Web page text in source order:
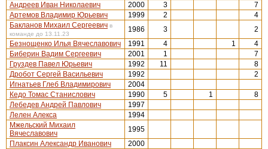
Андреев Иван Николаевич
2000 3
7
Артемов Владимир Юрьевич
1999 2
4
Бакланов Михаил Сергеевич в
команде до 13.11.23
1986 3
2
Безнощенко Илья Вячеславович
1991 4 1
4
Биберин Вадим Сергеевич
2001 1
7
Груздев Павел Юрьевич
1992 11
8
Дробот Сергей Васильевич
1992
2
Игнатьев Глеб Владимирович
2004
Кедо Томас Станислович
1990 5 1
8
Лебедев Андрей Павлович
1997
Лелен Алекса
1994
Мжельский Михаил
Вячеславович
1995
Плаксин Александр Иванович
2000